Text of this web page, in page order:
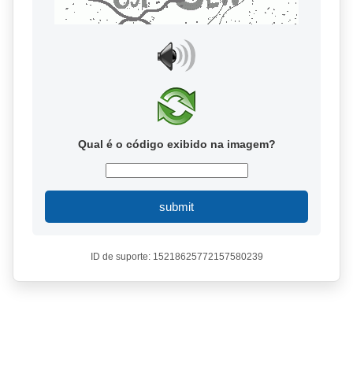
Qual é o código exibido na imagem?
submit
ID de suporte: 15218625772157580239